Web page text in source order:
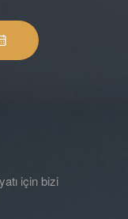
için bizi